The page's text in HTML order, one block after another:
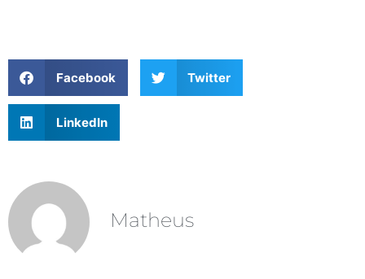
Facebook Twitter
LinkedIn
Matheus